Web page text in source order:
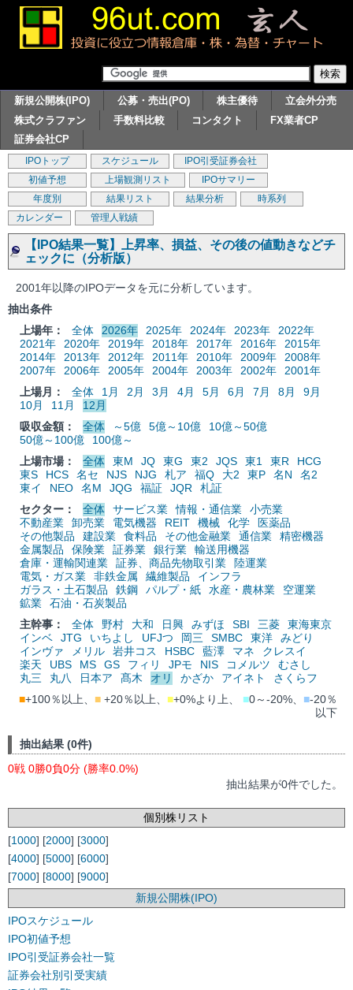
新規公開株(IPO) 公募・売出(PO) 株主優待
立会外分売
株式クラファン
手数料比較 コンタクト
FX業者CP
証券会社CP
IPOトップ スケジュール
IPO引受証券会社
初値予想
上場観測リスト
IPOサマリー
年度別
結果リスト 結果分析
時系列
カレンダー
管理人戦績
【IPO結果一覧】上昇率、損益、その後の値動きなどチ
ェックに（分析版）
2001年以降のIPOデータを元に分析しています。
抽出条件
上場年：
全体 2026年 2025年 2024年 2023年
2022年
2021年
2020年 2019年 2018年 2017年 2016年
2015年
2014年
2013年 2012年 2011年 2010年 2009年
2008年
2007年
2006年 2005年 2004年 2003年 2002年
2001年
上場月：
全体 1月 2月 3月 4月 5月 6月 7月 8月
9月
10月
11月
12月
吸収金額：
全体 ～5億 5億～10億
10億～50億
50億～100億
100億～
上場市場：
全体 東M JQ 東G 東2 JQS 東1 東R
HCG
東S
HCS 名セ NJS NJG 札ア 福Q 大2 東P 名N
名2
東イ
NEO 名M JQG 福証 JQR
札証
セクター：
全体 サービス業 情報・通信業
小売業
不動産業
卸売業 電気機器 REIT 機械 化学
医薬品
その他製品
建設業 食料品 その他金融業 通信業
精密機器
金属製品
保険業 証券業 銀行業
輸送用機器
倉庫・運輸関連業
証券、商品先物取引業
陸運業
電気・ガス業
非鉄金属 繊維製品
インフラ
ガラス・土石製品
鉄鋼 パルプ・紙 水産・農林業
空運業
鉱業
石油・石炭製品
主幹事：
全体 野村 大和 日興 みずほ SBI 三菱
東海東京
インベ
JTG いちよし UFJつ 岡三 SMBC 東洋
みどり
インヴァ
メリル 岩井コス HSBC 藍澤 マネ
クレスイ
楽天
UBS MS GS フィリ JPモ NIS コメルツ
むさし
丸三
丸八 日本ア 髙木 オリ かざか アイネト
さくらフ
■+100％以上、 ■ +20％以上、 ■+0%より上、 ■0～-20%、 ■-20％
以下
抽出結果 (0件)
0戦 0勝0負0分 (勝率0.0%)
抽出結果が0件でした。
個別株リスト
[1000] [2000] [3000]
[4000] [5000] [6000]
[7000] [8000] [9000]
新規公開株(IPO)
IPOスケジュール
IPO初値予想
IPO引受証券会社一覧
証券会社別引受実績